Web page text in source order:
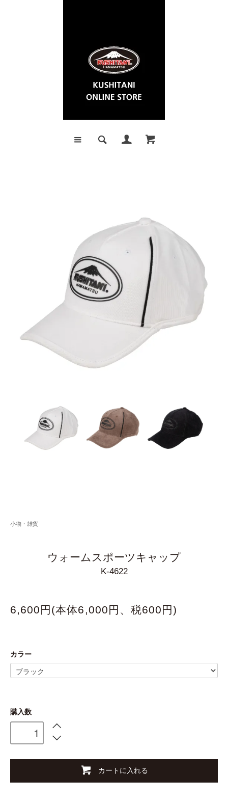
小物・雑貨
ウォームスポーツキャップ
K-4622
6,600円(本体6,000円、税600円)
カラー
購入数
カートに入れる